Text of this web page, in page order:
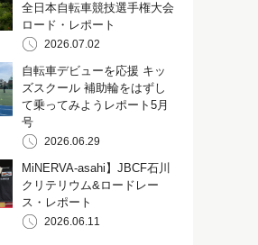
全日本自転車競技選手権大会
ロード・レポート
2026.07.02
自転車デビューを応援 キッ
ズスクール 補助輪をはずし
て乗ってみようレポート5月
号
2026.06.29
MiNERVA-asahi】JBCF石川
クリテリウム&ロードレー
ス・レポート
2026.06.11